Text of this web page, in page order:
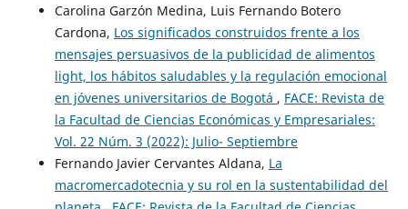
Carolina Garzón Medina, Luis Fernando Botero
Cardona, Los significados construidos frente a los
mensajes persuasivos de la publicidad de alimentos
light, los hábitos saludables y la regulación emocional
en jóvenes universitarios de Bogotá , FACE: Revista de
la Facultad de Ciencias Económicas y Empresariales:
Vol. 22 Núm. 3 (2022): Julio- Septiembre
Fernando Javier Cervantes Aldana, La
macromercadotecnia y su rol en la sustentabilidad del